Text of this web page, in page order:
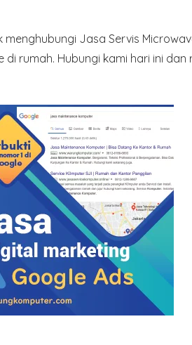
Jasa Servis
rumah. Hubungi kami hari ini